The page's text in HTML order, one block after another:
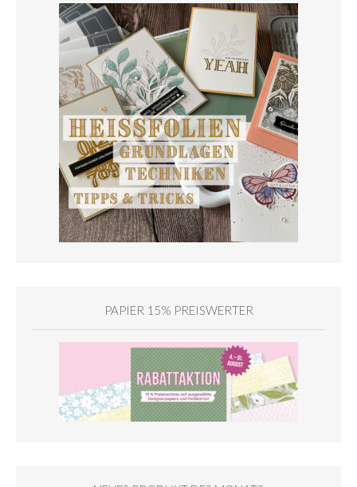
PAPIER 15% PREISWERTER